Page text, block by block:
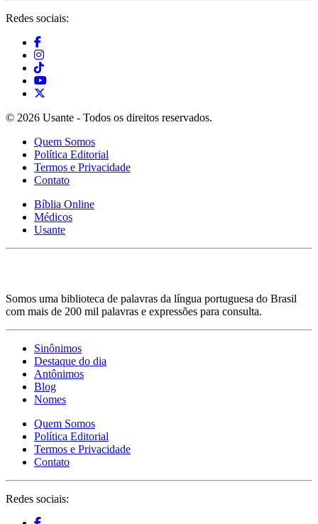
Redes sociais:
© 2026 Usante - Todos os direitos reservados.
Quem Somos
Política Editorial
Termos e Privacidade
Contato
Bíblia Online
Médicos
Usante
Somos uma biblioteca de palavras da língua portuguesa do Brasil
com mais de 200 mil palavras e expressões para consulta.
Sinônimos
Destaque do dia
Antônimos
Blog
Nomes
Quem Somos
Política Editorial
Termos e Privacidade
Contato
Redes sociais: